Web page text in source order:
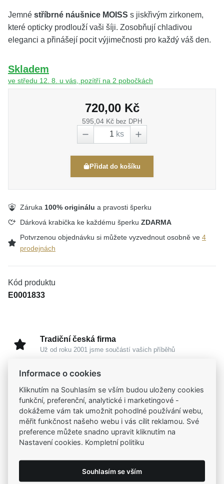
Jemné stříbrné náušnice MOISS s jiskřivým zirkonem,
které opticky prodlouží vaši šíji. Zosobňují chladivou
eleganci a přinášejí pocit výjimečnosti pro každý váš den.
Skladem
ve středu 12. 8. u vás, pozítří na 2 pobočkách
720,00 Kč
595,04 Kč bez DPH
ks
Přidat do košíku
Záruka 100% originálu a pravosti šperku
Dárková krabička ke každému šperku ZDARMA
Potvrzenou objednávku si můžete vyzvednout osobně ve 4
prodejnách
Kód produktu
E0001833
Tradiční česká firma
Už od roku 2001 jsme součástí vašich příběhů
Široký výběr produktů
Na našem e-shopu máte výběr z tisíců šperků
Garance vysoké kvality
Certifikáty původu a kvality k vybraným šperkům
Kamenné prodejny
Zastavte se do jedné z našich4 prodejen
Informace o cookies
Kliknutím na Souhlasím se vším budou uloženy cookies
funkční, preferenční, analytické i marketingové -
dokážeme vám tak umožnit pohodlné používání webu,
měřit funkčnost našeho webu i vás cílit reklamou. Své
preference můžete snadno upravit kliknutím na
Nastavení cookies. Kompletní politiku
Souhlasím se vším